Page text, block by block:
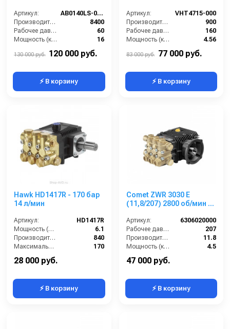
Артикул:
AB0140LS-000
Производительность (л/ч):
8400
Рабочее давление (бар):
60
Мощность (кВт):
16
130 000 руб. 120 000 руб.
⚡ В корзину
Артикул:
VHT4715-000
Производительность (л/ч):
900
Рабочее давление (бар):
160
Мощность (кВт):
4.56
83 000 руб. 77 000 руб.
⚡ В корзину
Hawk HD1417R - 170 бар
14 л/мин
Артикул:
HD1417R
Мощность (л/с):
6.1
Производительность (л/ч):
840
Максимальное давление воды (бар):
170
Объём заливаемого масла (л):
28 000 руб.
⚡ В корзину
Comet ZWR 3030 E
(11,8/207) 2800 об/мин 28
Артикул:
6306020000
Рабочее давление (бар):
207
Производительность (л/мин):
11.8
Мощность (кВт):
4.5
Обороты двигателя (об/мин):
47 000 руб.
⚡ В корзину